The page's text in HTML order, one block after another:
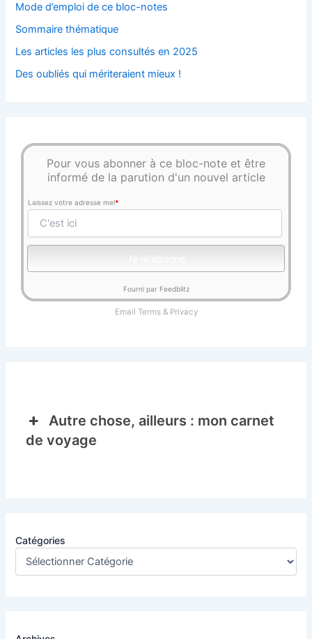
Mode d’emploi de ce bloc-notes
Sommaire thématique
Les articles les plus consultés en 2025
Des oubliés qui mériteraient mieux !
Pour vous abonner à ce bloc-note et être
informé de la parution d'un nouvel article
Laissez votre adresse mel*
Fourni par Feedblitz
Email Terms& Privacy
Autre chose, ailleurs : mon carnet
de voyage
Catégories